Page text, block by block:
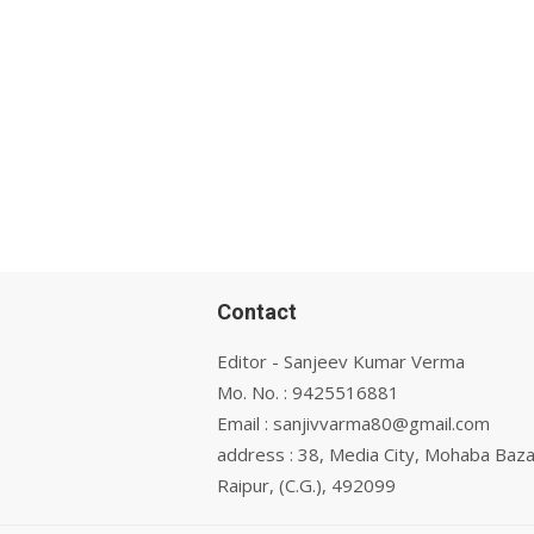
Contact
Editor - Sanjeev Kumar Verma
Mo. No. : 9425516881
Email : sanjivvarma80@gmail.com
address : 38, Media City, Mohaba
Raipur, (C.G.), 492099